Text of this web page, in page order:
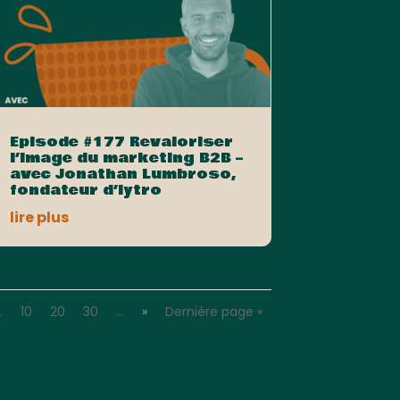
Episode #177 Revaloriser
l’image du marketing B2B –
avec Jonathan Lumbroso,
fondateur d’Iytro
lire plus
10 20 30 … » Dernière page »